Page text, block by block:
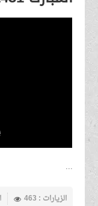
...
الزيارات : 463